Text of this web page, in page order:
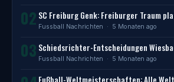
02 SC Freiburg Genk: Freiburger Traum
Fussball Nachrichten · 5 Monaten ago
03 Schiedsrichter-Entscheidungen
Fussball Nachrichten · 5 Monaten ago
Fußball-Weltmeisterschaften: Alle